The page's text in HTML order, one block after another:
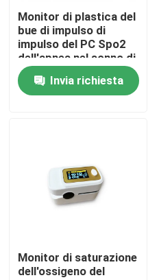
Casi
Richieda una citazione
concentratore
Macchine portatili del
Monitor di plastica del
bue di impulso di
impulso del PC Spo2
dell'apnea nel sonno di
notte di Oximetry a
casa Invia richiesta
Monitor di saturazione
dell'ossigeno del